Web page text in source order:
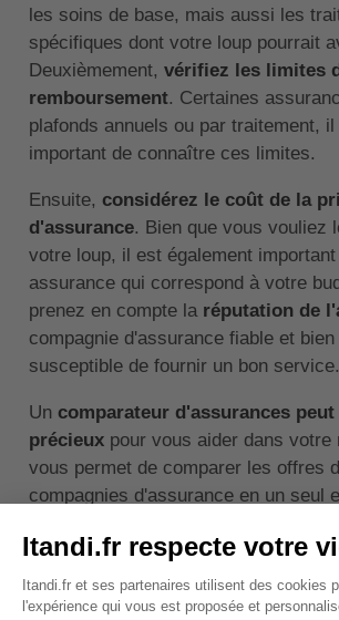
les soins de base, mais aussi les
spécifiques dont votre loup pourrait
Deuxièmement, vérifiez les limites
remboursement. Certaines
plafonds annuels ou par traitement,
important de connaître ces limites.
Ensuite, considérez le coût de la
d'assurance. Bien que vous vouliez
votre loup, il est également
assurance qui correspond à votre
prenez en compte la réputation de
compagnie d'assurance fiable et
susceptible de fournir un bon service.
Un comparateur d'assurances
précieuxpour vous aider dans votre
vous permet de comparer les offres
compagnies d'assurance en un seul